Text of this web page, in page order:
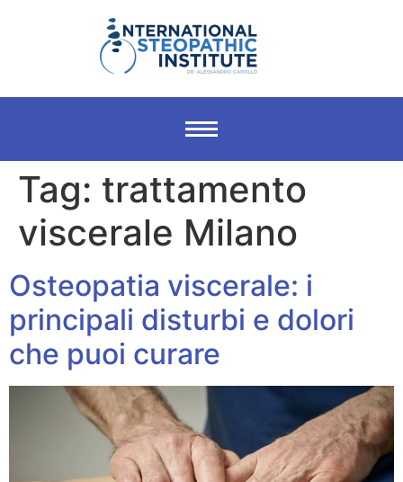
Tag: trattamento
viscerale Milano
Osteopatia viscerale: i
principali disturbi e dolori
che puoi curare